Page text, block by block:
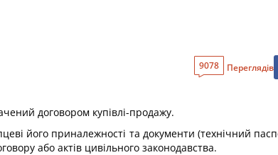
9078 Переглядів
договором купівлі-продажу.
його приналежності та документи (технічний
або актів цивільного законодавства.